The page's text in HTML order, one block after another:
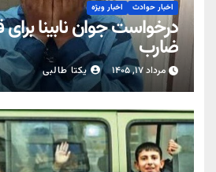
اخبار حوادث اخبار ویژه
درخواست جوان نابینا
ضارب
مرداد ۱۷, ۱۴۰۵ یکتا طالبی